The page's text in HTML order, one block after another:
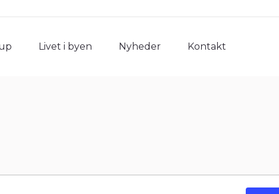
Livet i byen Nyheder Kontakt
Livet i byen Nyheder Kontakt